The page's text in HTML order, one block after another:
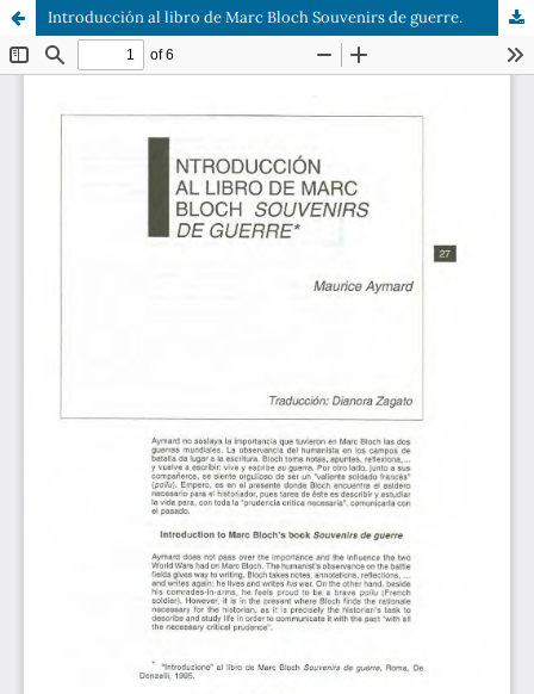
Introducción al libro de Marc Bloch Souvenirs de guerre.